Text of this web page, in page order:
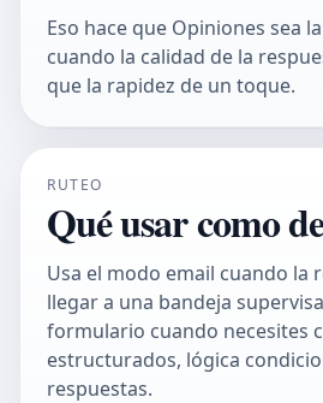
Eso hace que Opiniones sea
cuando la calidad de la
que la rapidez de un toque.
RUTEO
Qué usar como
Usa el modo email cuando la
llegar a una bandeja
formulario cuando necesites
estructurados, lógica
respuestas.